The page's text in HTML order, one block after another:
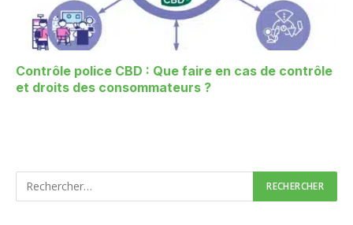
Contrôle police CBD : Que faire en cas de contrôle
et droits des consommateurs ?